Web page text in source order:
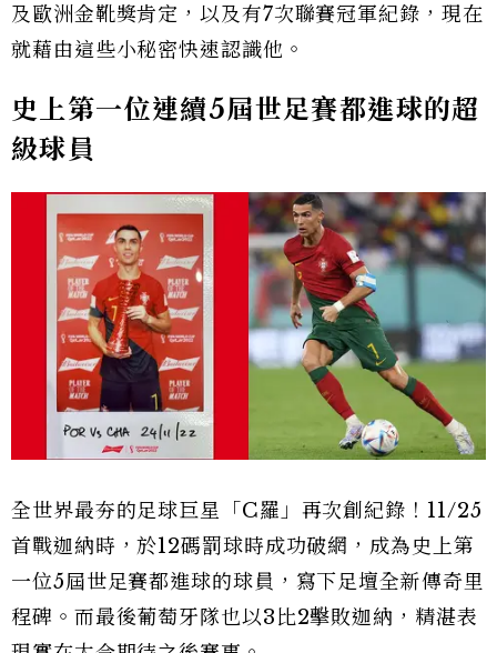
及歐洲金靴獎肯定，以及有7次聯賽冠軍紀錄，現在
就藉由這些小秘密快速認識他。
史上第一位連續5屆世足賽都進球的超
級球員
全世界最夯的足球巨星「C羅」再次創紀錄！11/25
首戰迦納時，於12碼罰球時成功破網，成為史上第
一位5屆世足賽都進球的球員，寫下足壇全新傳奇里
程碑。而最後葡萄牙隊也以3比2擊敗迦納，精湛表